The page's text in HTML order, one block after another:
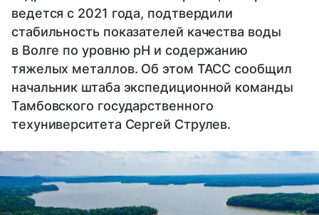
ведется с 2021 года, подтвердили
стабильность показателей качества воды
в Волге по уровню pH и содержанию
тяжелых металлов. Об этом ТАСС сообщил
начальник штаба экспедиционной команды
Тамбовского государственного
техуниверситета Сергей Струлев.